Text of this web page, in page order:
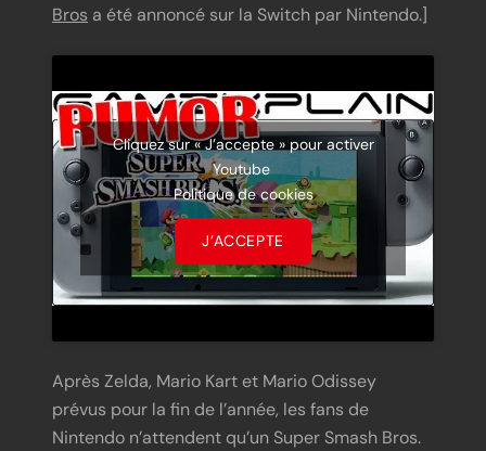
Bros a été annoncé sur la Switch par Nintendo.]
Cliquez sur « J’accepte » pour activer
Youtube
Politique de cookies
J’ACCEPTE
Après Zelda, Mario Kart et Mario Odissey
prévus pour la fin de l’année, les fans de
Nintendo n’attendent qu’un Super Smash Bros.